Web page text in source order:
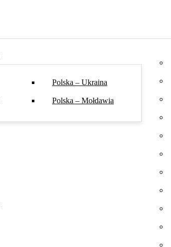
Polska – Ukraina
Polska – Mołdawia